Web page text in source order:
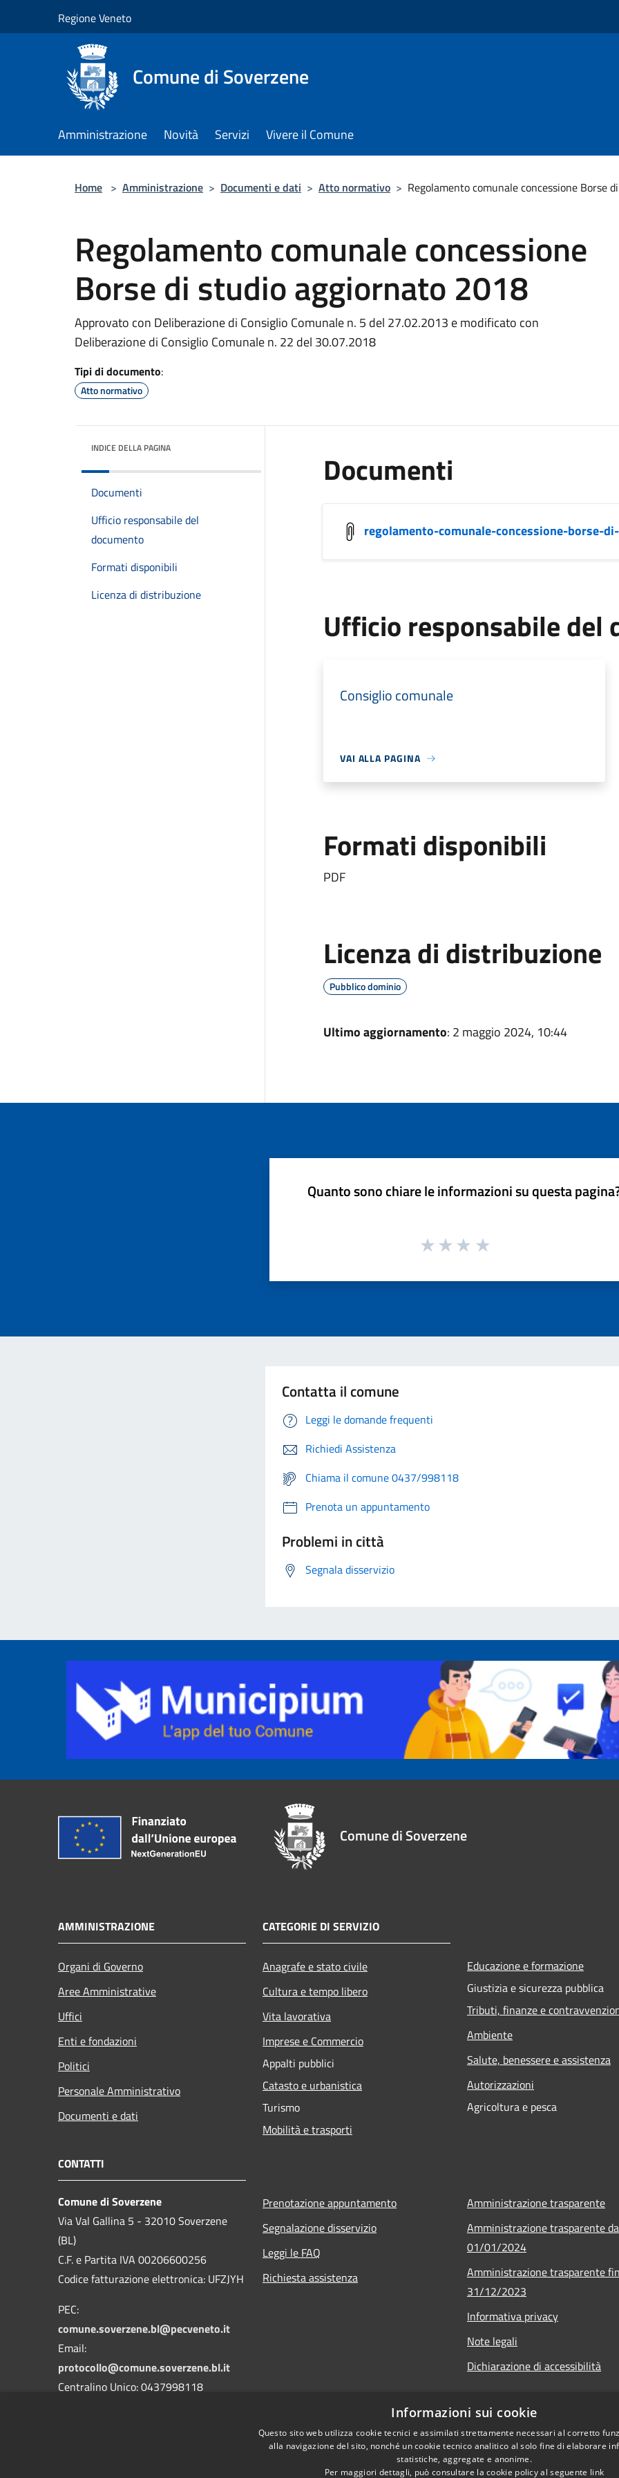
Regione Veneto
Comune di Soverzene
Amministrazione Novità Servizi Vivere il Comune
Home > Amministrazione > Documenti e dati > Atto normativo > Regolamento comunale concessione Borse
Regolamento comunale concessione
Borse di studio aggiornato 2018
Approvato con Deliberazione di Consiglio Comunale n. 5 del 27.02.2013 e modificato con
Deliberazione di Consiglio Comunale n. 22 del 30.07.2018
Tipi di documento:
Atto normativo
INDICE DELLA PAGINA
Documenti
Ufficio responsabile del
documento
Formati disponibili
Licenza di distribuzione
Documenti
regolamento-comunale-concessione-borse-
Ufficio responsabile del
Consiglio comunale
VAI ALLA PAGINA
Formati disponibili
PDF
Licenza di distribuzione
Pubblico dominio
Ultimo aggiornamento: 2 maggio 2024, 10:44
Quanto sono chiare le informazioni su questa
Contatta il comune
Leggi le domande frequenti
Richiedi Assistenza
Chiama il comune 0437/998118
Prenota un appuntamento
Problemi in città
Segnala disservizio
Comune di Soverzene
AMMINISTRAZIONE
Organi di Governo
Aree Amministrative
Uffici
Enti e fondazioni
Politici
Personale Amministrativo
Documenti e dati
CATEGORIE DI SERVIZIO
Anagrafe e stato civile
Cultura e tempo libero
Vita lavorativa
Imprese e Commercio
Appalti pubblici
Catasto e urbanistica
Turismo
Mobilità e trasporti
Educazione e formazione
Giustizia e sicurezza pubblica
Tributi, finanze e
Ambiente
Salute, benessere e assistenza
Autorizzazioni
Agricoltura e pesca
CONTATTI
Comune di Soverzene
Via Val Gallina 5 - 32010 Soverzene
(BL)
C.F. e Partita IVA 00206600256
Codice fatturazione elettronica: UFZJYH
PEC:
comune.soverzene.bl@pecveneto.it
Email:
protocollo@comune.soverzene.bl.it
Centralino Unico: 0437998118
Prenotazione appuntamento
Segnalazione disservizio
Leggi le FAQ
Richiesta assistenza
Amministrazione trasparente
Amministrazione trasparente
01/01/2024
Amministrazione trasparente
31/12/2023
Informativa privacy
Note legali
Dichiarazione di accessibilità
Informazioni sui cookie
Questo sito web utilizza cookie tecnici e assimilati strettamente necessari al corretto
alla navigazione del sito, nonché un cookie tecnico analitico al solo fine di elaborare
statistiche, aggregate e anonime.
Per maggiori dettagli, può consultare la cookie policy al seguente link